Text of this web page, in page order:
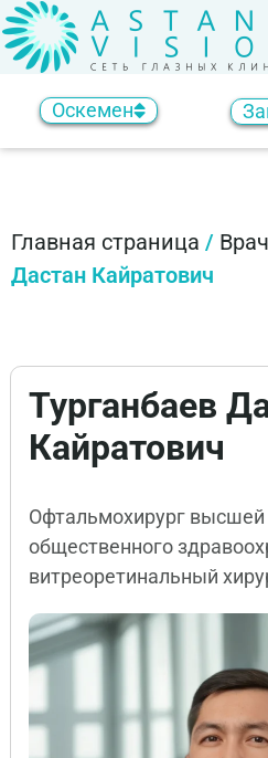
Оскемен
Главная страница /
Дастан Кайратович
Турганбаев
Кайратович
Офтальмохирург высшей
общественного
витреоретинальный